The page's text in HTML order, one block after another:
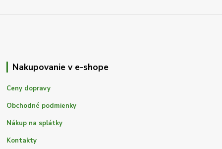
Nakupovanie v e-shope
Ceny dopravy
Obchodné podmienky
Nákup na splátky
Kontakty